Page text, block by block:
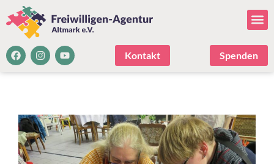
Kontakt Spenden